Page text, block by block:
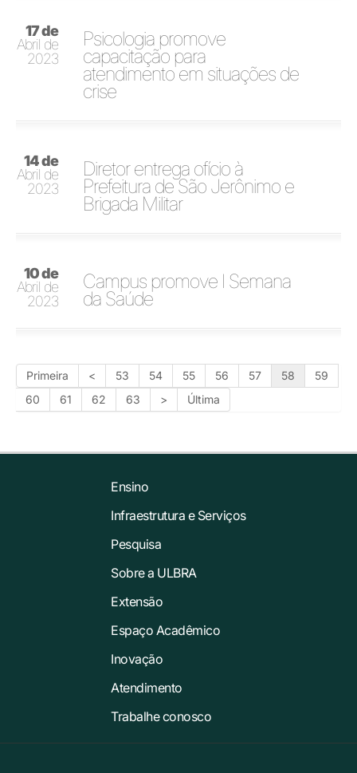
17 de
Abril de
2023
Psicologia promove
capacitação para
atendimento em situações de
crise
14 de
Abril de
2023
Diretor entrega ofício à
Prefeitura de São Jerônimo e
Brigada Militar
10 de
Abril de
2023
Campus promove I Semana
da Saúde
Primeira < 53 54 55 56 57 58
59
60
61 62 63 > Última
Ensino
Infraestrutura e Serviços
Pesquisa
Sobre a ULBRA
Extensão
Espaço Acadêmico
Inovação
Atendimento
Trabalhe conosco